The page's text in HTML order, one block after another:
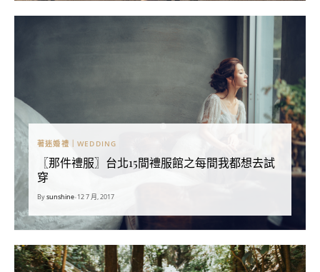
著迷婚禮｜WEDDING
〖那件禮服〗台北15間禮服館之每間我都想去試
穿
Bysunshine•12 7 月, 2017